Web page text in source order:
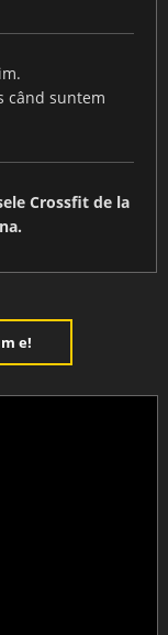
când suntem
Crossfit de la
e!